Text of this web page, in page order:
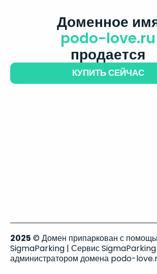
Доменное
podo-love.ru
продается
КУПИТЬ СЕЙЧАС
2025 © Домен припаркован с
SigmaParking | Сервис SigmaParking
администратором домена podo-